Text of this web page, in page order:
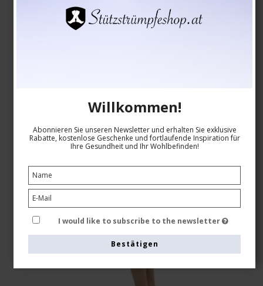
Willkommen!
Abonnieren Sie unseren Newsletter und erhalten Sie exklusive
Rabatte, kostenlose Geschenke und fortlaufende Inspiration für
Ihre Gesundheit und Ihr Wohlbefinden!
I would like to subscribe to the newsletter
Bestätigen